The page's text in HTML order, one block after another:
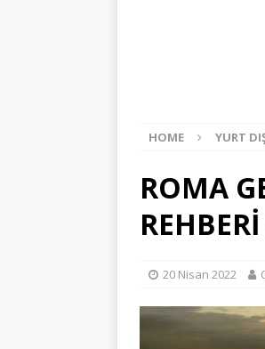
HOME YURT
ROMA
20 Nisan 2022